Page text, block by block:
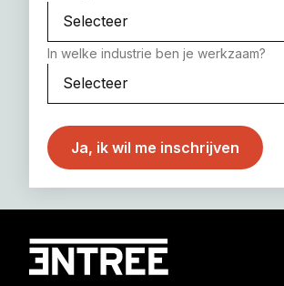
In welke industrie ben je werkzaam?